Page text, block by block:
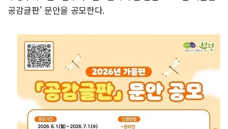
공감글판' 문안을 공모한다.